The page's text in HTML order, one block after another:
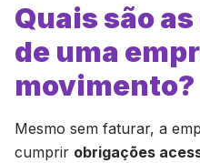
Quais são
de uma
movimento?
Mesmo sem faturar, a
cumprir obrigações